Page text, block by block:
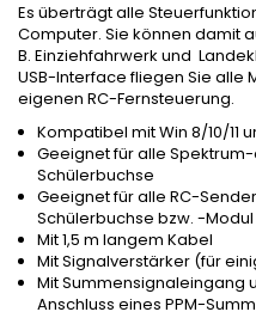
Es überträgt alle
Computer. Sie können damit
B. Einziehfahrwerk und
USB-Interface fliegen Sie alle
eigenen RC-Fernsteuerung.
Kompatibel mit Win 8/10/11
Geeignet für alle
Schülerbuchse
Geeignet für alle RC-
Schülerbuchse bzw. -Modul
Mit 1,5 m langem Kabel
Mit Signalverstärker (für
Mit Summensignaleingang
Anschluss eines PPM-